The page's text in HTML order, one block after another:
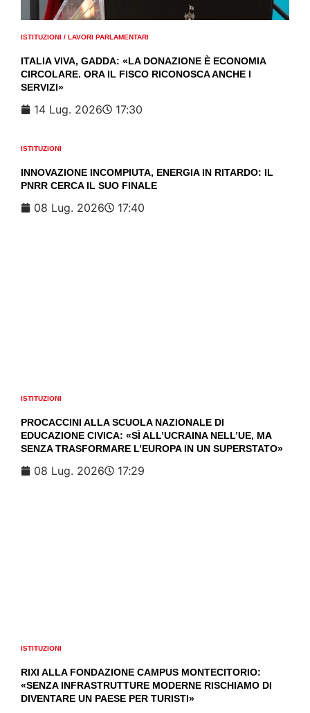
ISTITUZIONI / LAVORI PARLAMENTARI
ITALIA VIVA, GADDA: «LA DONAZIONE È ECONOMIA
CIRCOLARE. ORA IL FISCO RICONOSCA ANCHE I
SERVIZI»
14 Lug. 2026 17:30
ISTITUZIONI
INNOVAZIONE INCOMPIUTA, ENERGIA IN RITARDO: IL
PNRR CERCA IL SUO FINALE
08 Lug. 2026 17:40
ISTITUZIONI
PROCACCINI ALLA SCUOLA NAZIONALE DI
EDUCAZIONE CIVICA: «SÌ ALL’UCRAINA NELL’UE, MA
SENZA TRASFORMARE L’EUROPA IN UN SUPERSTATO»
08 Lug. 2026 17:29
ISTITUZIONI
RIXI ALLA FONDAZIONE CAMPUS MONTECITORIO:
«SENZA INFRASTRUTTURE MODERNE RISCHIAMO DI
DIVENTARE UN PAESE PER TURISTI»